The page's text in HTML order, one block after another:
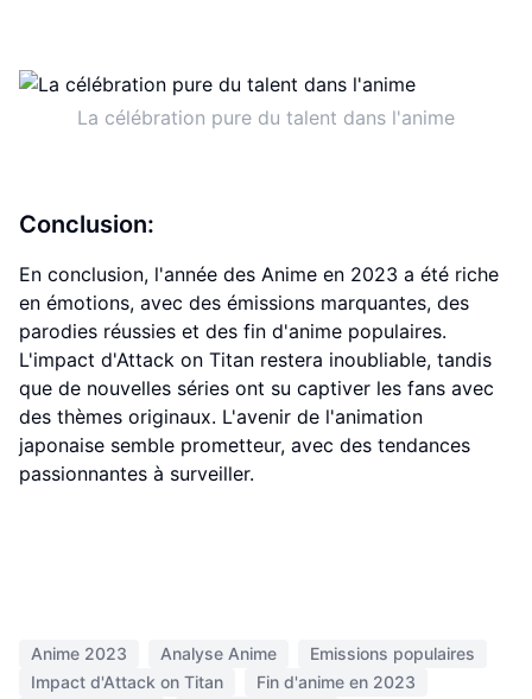
La célébration pure du talent dans l'anime
Conclusion:
En conclusion, l'année des Anime en 2023 a été riche
en émotions, avec des émissions marquantes, des
parodies réussies et des fin d'anime populaires.
L'impact d'Attack on Titan restera inoubliable, tandis
que de nouvelles séries ont su captiver les fans avec
des thèmes originaux. L'avenir de l'animation
japonaise semble prometteur, avec des tendances
passionnantes à surveiller.
Anime 2023 Analyse Anime
Emissions populaires
Impact d'Attack on Titan
Fin d'anime en 2023